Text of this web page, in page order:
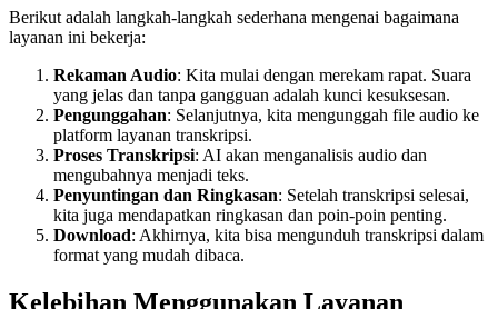
Berikut adalah langkah-langkah sederhana mengenai bagaimana
layanan ini bekerja:
Rekaman Audio: Kita mulai dengan merekam rapat. Suara
yang jelas dan tanpa gangguan adalah kunci kesuksesan.
Pengunggahan: Selanjutnya, kita mengunggah file audio ke
platform layanan transkripsi.
Proses Transkripsi: AI akan menganalisis audio dan
mengubahnya menjadi teks.
Penyuntingan dan Ringkasan: Setelah transkripsi selesai,
kita juga mendapatkan ringkasan dan poin-poin penting.
Download: Akhirnya, kita bisa mengunduh transkripsi dalam
format yang mudah dibaca.
Kelebihan Menggunakan Layanan